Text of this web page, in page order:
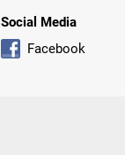
Social Media
Facebook